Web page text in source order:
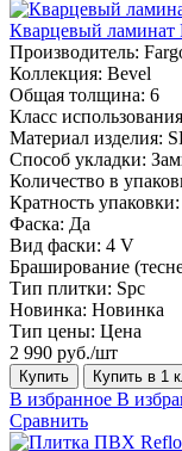
Кварцевый ламинат
Производитель:
Коллекция: Bevel
Общая толщина: 6
Класс
Материал изделия:
Способ укладки:
Количество в
Кратность упаковки:
Фаска: Да
Вид фаски: 4 V
Браширование
Тип плитки: Spc
Новинка: Новинка
Тип цены: Цена
2 990 руб./шт
Купить Купить в 1
В избранное В
Сравнить